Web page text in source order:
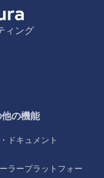
ィング
の機能
ドキュメント
ラープラットフォー